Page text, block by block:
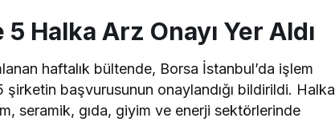
Halka Arz Onayı Yer Aldı
haftalık bültende, Borsa İstanbul’da işlem
şirketin başvurusunun onaylandığı bildirildi. Halka
seramik, gıda, giyim ve enerji sektörlerinde